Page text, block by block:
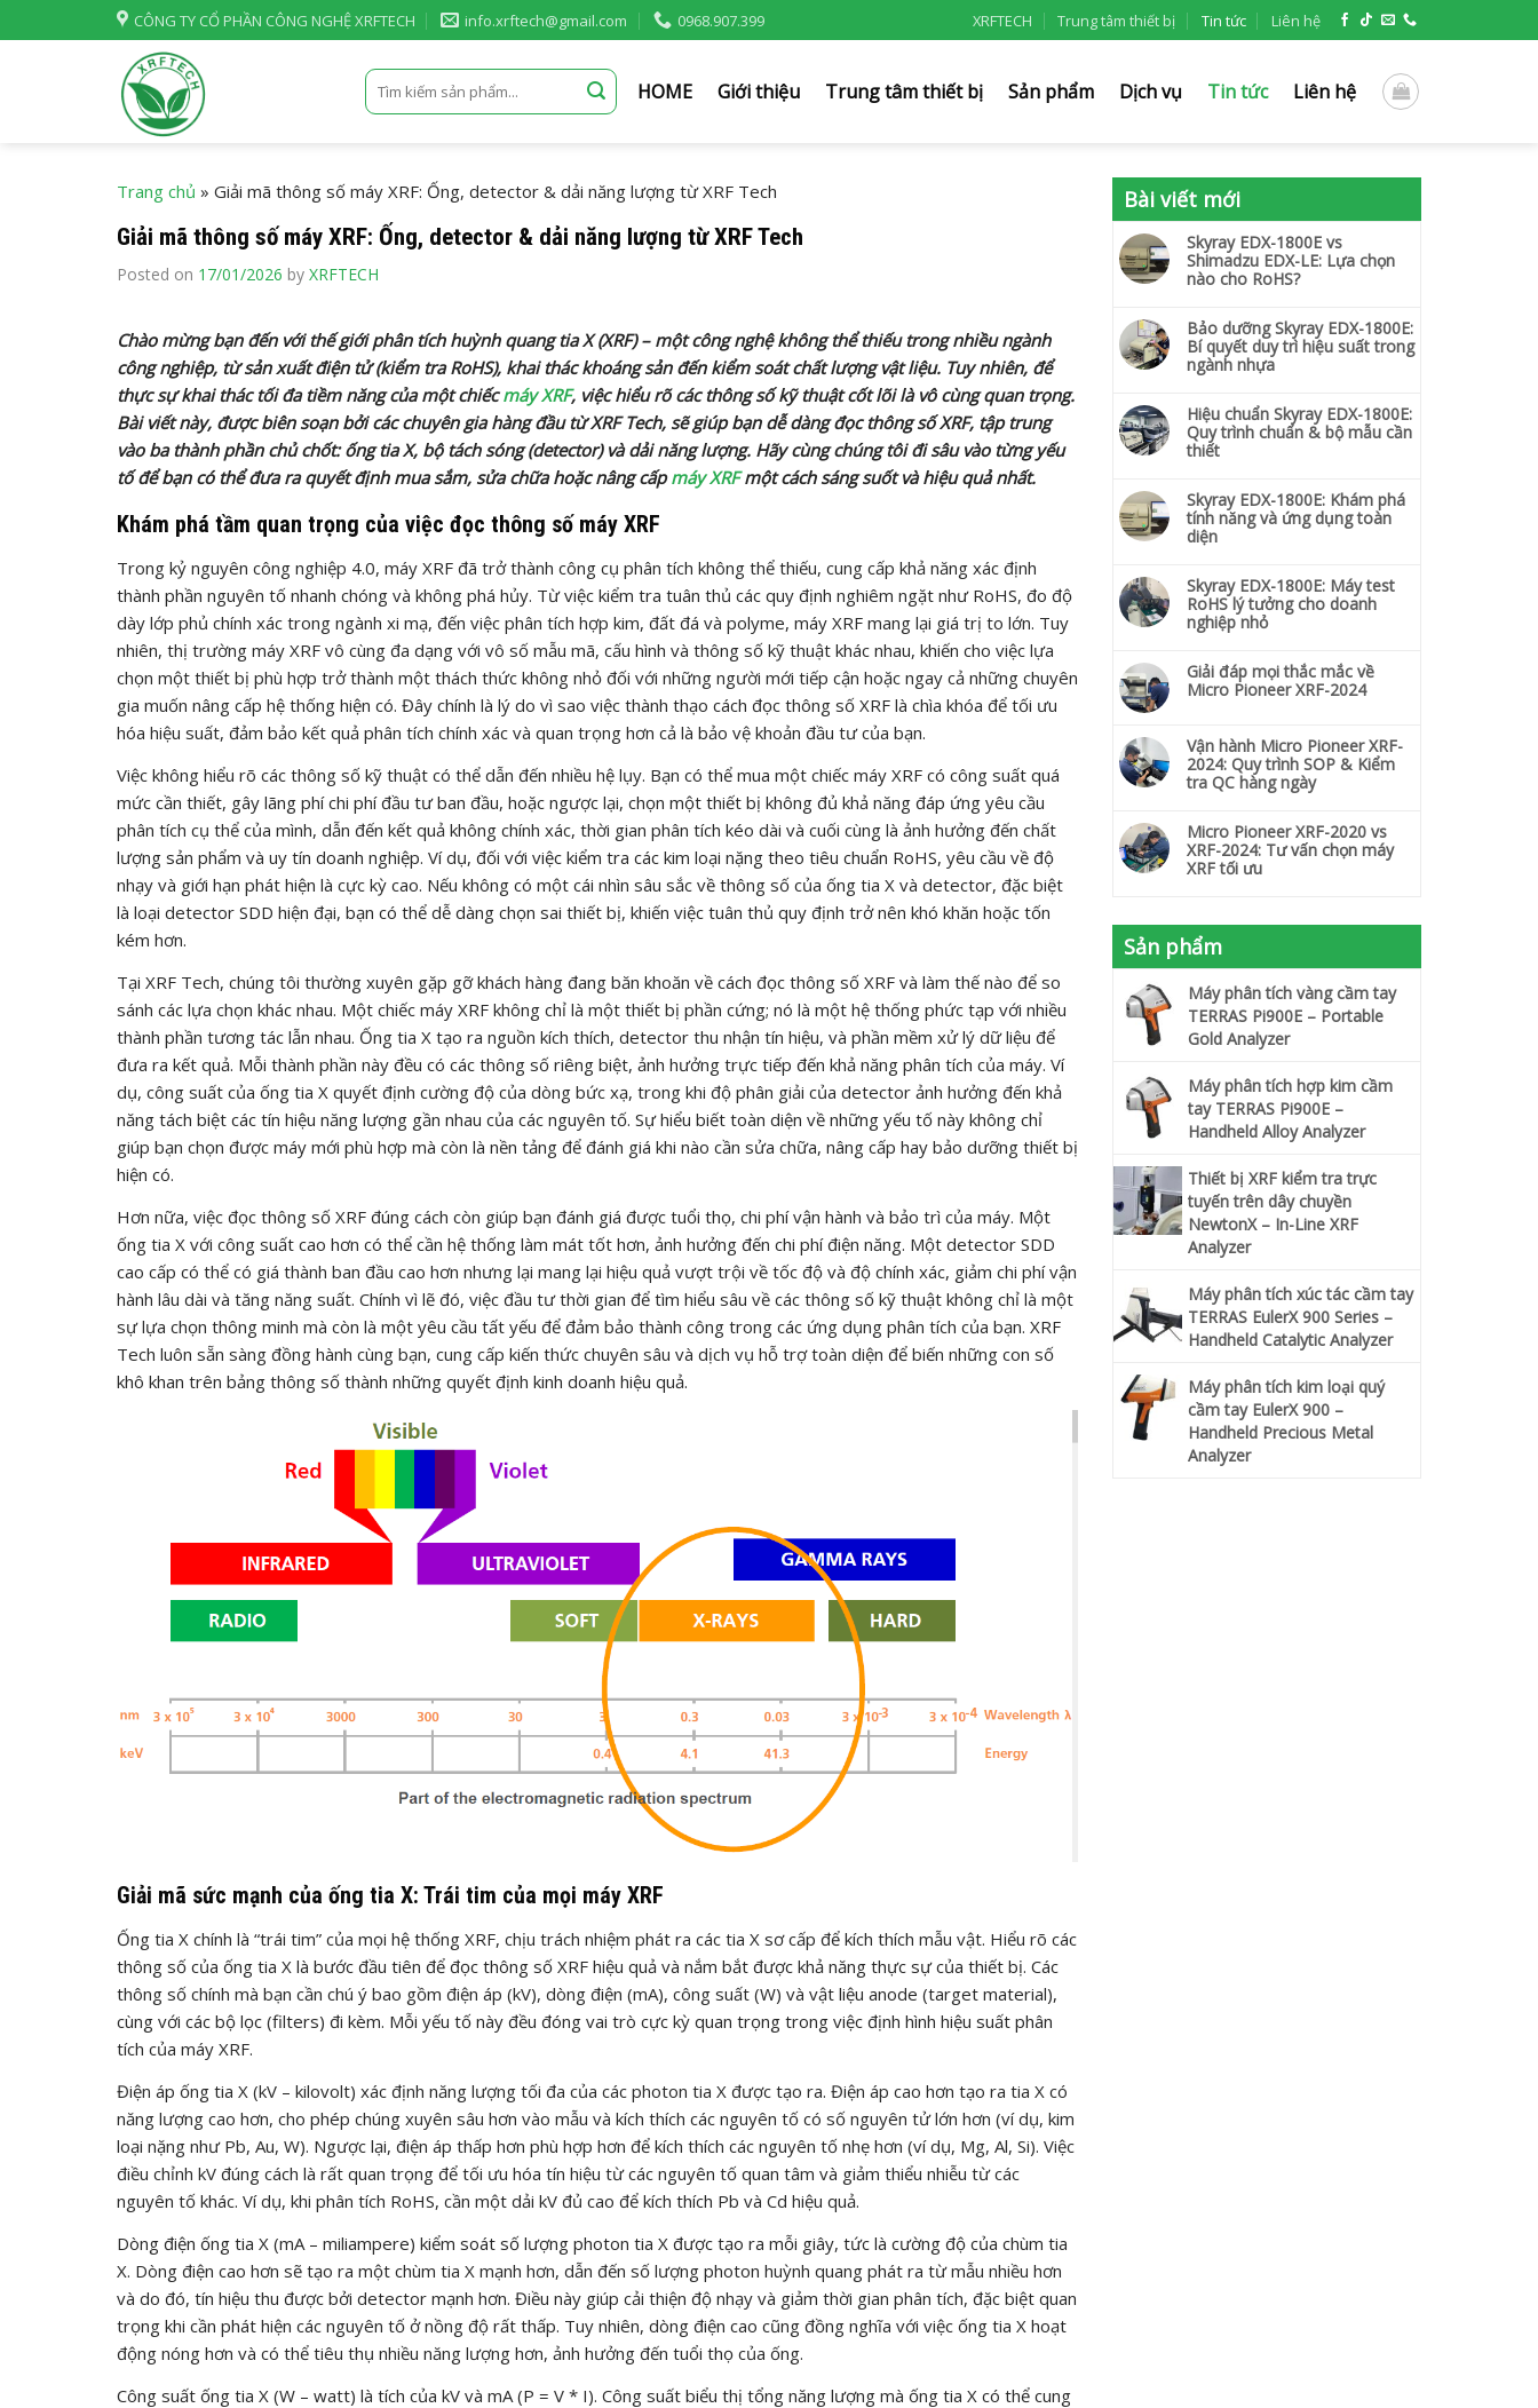
to
CÔNG TY CỔ PHẦN CÔNG NGHỆ XRFTECH info.xrftech@gmail.com 0968.907.399 XRFTECH Trung tâm thiết bị Tin tức Liên hệ
Tìm
kiếm:
HOME Giới thiệu Trung tâm thiết bị Sản phẩm Dịch vụ Tin tức Liên hệ
Trang chủ » Giải mã thông số máy XRF: Ống, detector & dải năng lượng từ XRF Tech
Giải mã thông số máy XRF: Ống, detector & dải năng lượng từ XRF Tech
Posted on 17/01/2026 by XRFTECH
Chào mừng bạn đến với thế giới phân tích huỳnh quang tia X (XRF) – một công nghệ không thể thiếu trong nhiều ngành
công nghiệp, từ sản xuất điện tử (kiểm tra RoHS), khai thác khoáng sản đến kiểm soát chất lượng vật liệu. Tuy nhiên, để
thực sự khai thác tối đa tiềm năng của một chiếcmáy XRF, việc hiểu rõ các thông số kỹ thuật cốt lõi là vô cùng quan trọng.
Bài viết này, được biên soạn bởi các chuyên gia hàng đầu từ XRF Tech, sẽ giúp bạn dễ dàng đọc thông số XRF, tập trung
vào ba thành phần chủ chốt: ống tia X, bộ tách sóng (detector) và dải năng lượng. Hãy cùng chúng tôi đi sâu vào từng yếu
tố để bạn có thể đưa ra quyết định mua sắm, sửa chữa hoặc nâng cấpmáy XRFmột cách sáng suốt và hiệu quả nhất.
Khám phá tầm quan trọng của việc đọc thông số máy XRF
Trong kỷ nguyên công nghiệp 4.0, máy XRF đã trở thành công cụ phân tích không thể thiếu, cung cấp khả năng xác định
thành phần nguyên tố nhanh chóng và không phá hủy. Từ việc kiểm tra tuân thủ các quy định nghiêm ngặt như RoHS, đo độ
dày lớp phủ chính xác trong ngành xi mạ, đến việc phân tích hợp kim, đất đá và polyme, máy XRF mang lại giá trị to lớn. Tuy
nhiên, thị trường máy XRF vô cùng đa dạng với vô số mẫu mã, cấu hình và thông số kỹ thuật khác nhau, khiến cho việc lựa
chọn một thiết bị phù hợp trở thành một thách thức không nhỏ đối với những người mới tiếp cận hoặc ngay cả những chuyên
gia muốn nâng cấp hệ thống hiện có. Đây chính là lý do vì sao việc thành thạo cách đọc thông số XRF là chìa khóa để tối ưu
hóa hiệu suất, đảm bảo kết quả phân tích chính xác và quan trọng hơn cả là bảo vệ khoản đầu tư của bạn.
Việc không hiểu rõ các thông số kỹ thuật có thể dẫn đến nhiều hệ lụy. Bạn có thể mua một chiếc máy XRF có công suất quá
mức cần thiết, gây lãng phí chi phí đầu tư ban đầu, hoặc ngược lại, chọn một thiết bị không đủ khả năng đáp ứng yêu cầu
phân tích cụ thể của mình, dẫn đến kết quả không chính xác, thời gian phân tích kéo dài và cuối cùng là ảnh hưởng đến chất
lượng sản phẩm và uy tín doanh nghiệp. Ví dụ, đối với việc kiểm tra các kim loại nặng theo tiêu chuẩn RoHS, yêu cầu về độ
nhạy và giới hạn phát hiện là cực kỳ cao. Nếu không có một cái nhìn sâu sắc về thông số của ống tia X và detector, đặc biệt
là loại detector SDD hiện đại, bạn có thể dễ dàng chọn sai thiết bị, khiến việc tuân thủ quy định trở nên khó khăn hoặc tốn
kém hơn.
Tại XRF Tech, chúng tôi thường xuyên gặp gỡ khách hàng đang băn khoăn về cách đọc thông số XRF và làm thế nào để so
sánh các lựa chọn khác nhau. Một chiếc máy XRF không chỉ là một thiết bị phần cứng; nó là một hệ thống phức tạp với nhiều
thành phần tương tác lẫn nhau. Ống tia X tạo ra nguồn kích thích, detector thu nhận tín hiệu, và phần mềm xử lý dữ liệu để
đưa ra kết quả. Mỗi thành phần này đều có các thông số riêng biệt, ảnh hưởng trực tiếp đến khả năng phân tích của máy. Ví
dụ, công suất của ống tia X quyết định cường độ của dòng bức xạ, trong khi độ phân giải của detector ảnh hưởng đến khả
năng tách biệt các tín hiệu năng lượng gần nhau của các nguyên tố. Sự hiểu biết toàn diện về những yếu tố này không chỉ
giúp bạn chọn được máy mới phù hợp mà còn là nền tảng để đánh giá khi nào cần sửa chữa, nâng cấp hay bảo dưỡng thiết bị
hiện có.
Hơn nữa, việc đọc thông số XRF đúng cách còn giúp bạn đánh giá được tuổi thọ, chi phí vận hành và bảo trì của máy. Một
ống tia X với công suất cao hơn có thể cần hệ thống làm mát tốt hơn, ảnh hưởng đến chi phí điện năng. Một detector SDD
cao cấp có thể có giá thành ban đầu cao hơn nhưng lại mang lại hiệu quả vượt trội về tốc độ và độ chính xác, giảm chi phí vận
hành lâu dài và tăng năng suất. Chính vì lẽ đó, việc đầu tư thời gian để tìm hiểu sâu về các thông số kỹ thuật không chỉ là một
sự lựa chọn thông minh mà còn là một yêu cầu tất yếu để đảm bảo thành công trong các ứng dụng phân tích của bạn. XRF
Tech luôn sẵn sàng đồng hành cùng bạn, cung cấp kiến thức chuyên sâu và dịch vụ hỗ trợ toàn diện để biến những con số
khô khan trên bảng thông số thành những quyết định kinh doanh hiệu quả.
Giải mã sức mạnh của ống tia X: Trái tim của mọi máy XRF
Ống tia X chính là “trái tim” của mọi hệ thống XRF, chịu trách nhiệm phát ra các tia X sơ cấp để kích thích mẫu vật. Hiểu rõ các
thông số của ống tia X là bước đầu tiên để đọc thông số XRF hiệu quả và nắm bắt được khả năng thực sự của thiết bị. Các
thông số chính mà bạn cần chú ý bao gồm điện áp (kV), dòng điện (mA), công suất (W) và vật liệu anode (target material),
cùng với các bộ lọc (filters) đi kèm. Mỗi yếu tố này đều đóng vai trò cực kỳ quan trọng trong việc định hình hiệu suất phân
tích của máy XRF.
Điện áp ống tia X (kV – kilovolt) xác định năng lượng tối đa của các photon tia X được tạo ra. Điện áp cao hơn tạo ra tia X có
năng lượng cao hơn, cho phép chúng xuyên sâu hơn vào mẫu và kích thích các nguyên tố có số nguyên tử lớn hơn (ví dụ, kim
loại nặng như Pb, Au, W). Ngược lại, điện áp thấp hơn phù hợp hơn để kích thích các nguyên tố nhẹ hơn (ví dụ, Mg, Al, Si). Việc
điều chỉnh kV đúng cách là rất quan trọng để tối ưu hóa tín hiệu từ các nguyên tố quan tâm và giảm thiểu nhiễu từ các
nguyên tố khác. Ví dụ, khi phân tích RoHS, cần một dải kV đủ cao để kích thích Pb và Cd hiệu quả.
Dòng điện ống tia X (mA – miliampere) kiểm soát số lượng photon tia X được tạo ra mỗi giây, tức là cường độ của chùm tia
X. Dòng điện cao hơn sẽ tạo ra một chùm tia X mạnh hơn, dẫn đến số lượng photon huỳnh quang phát ra từ mẫu nhiều hơn
và do đó, tín hiệu thu được bởi detector mạnh hơn. Điều này giúp cải thiện độ nhạy và giảm thời gian phân tích, đặc biệt quan
trọng khi cần phát hiện các nguyên tố ở nồng độ rất thấp. Tuy nhiên, dòng điện cao cũng đồng nghĩa với việc ống tia X hoạt
động nóng hơn và có thể tiêu thụ nhiều năng lượng hơn, ảnh hưởng đến tuổi thọ của ống.
Công suất ống tia X (W – watt) là tích của kV và mA (P = V * I). Công suất biểu thị tổng năng lượng mà ống tia X có thể cung
Bài viết mới
Skyray EDX-1800E vs
Shimadzu EDX-LE: Lựa chọn
nào cho RoHS?
Bảo dưỡng Skyray EDX-1800E:
Bí quyết duy trì hiệu suất trong
ngành nhựa
Hiệu chuẩn Skyray EDX-1800E:
Quy trình chuẩn & bộ mẫu cần
thiết
Skyray EDX-1800E: Khám phá
tính năng và ứng dụng toàn
diện
Skyray EDX-1800E: Máy test
RoHS lý tưởng cho doanh
nghiệp nhỏ
Giải đáp mọi thắc mắc về
Micro Pioneer XRF-2024
Vận hành Micro Pioneer XRF-
2024: Quy trình SOP & Kiểm
tra QC hàng ngày
Micro Pioneer XRF-2020 vs
XRF-2024: Tư vấn chọn máy
XRF tối ưu
Sản phẩm
Máy phân tích vàng cầm tay
TERRAS Pi900E – Portable
Gold Analyzer
Máy phân tích hợp kim cầm
tay TERRAS Pi900E –
Handheld Alloy Analyzer
Thiết bị XRF kiểm tra trực
tuyến trên dây chuyền
NewtonX – In-Line XRF
Analyzer
Máy phân tích xúc tác cầm tay
TERRAS EulerX 900 Series –
Handheld Catalytic Analyzer
Máy phân tích kim loại quý
cầm tay EulerX 900 –
Handheld Precious Metal
Analyzer